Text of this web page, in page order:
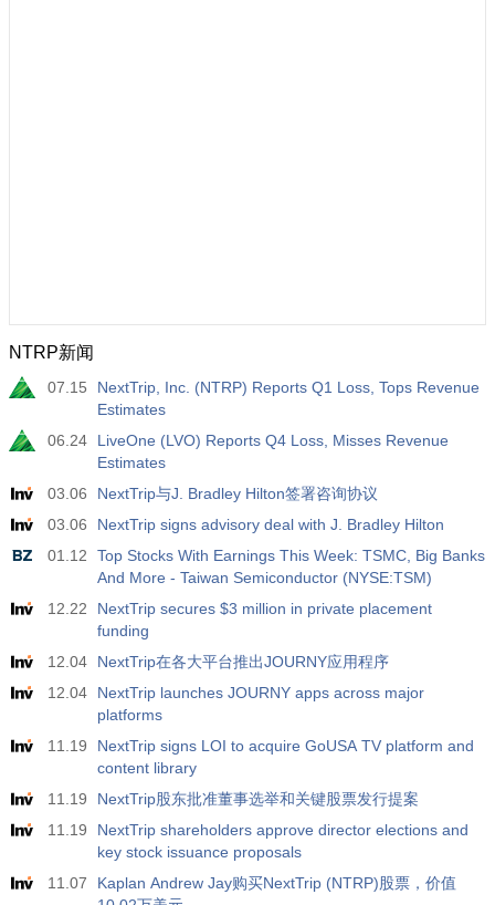
NTRP新闻
07.15
NextTrip, Inc. (NTRP) Reports Q1 Loss, Tops Revenue
Estimates
06.24
LiveOne (LVO) Reports Q4 Loss, Misses Revenue
Estimates
03.06
NextTrip与J. Bradley Hilton签署咨询协议
03.06
NextTrip signs advisory deal with J. Bradley Hilton
01.12
Top Stocks With Earnings This Week: TSMC, Big Banks
And More - Taiwan Semiconductor (NYSE:TSM)
12.22
NextTrip secures $3 million in private placement
funding
12.04
NextTrip在各大平台推出JOURNY应用程序
12.04
NextTrip launches JOURNY apps across major
platforms
11.19
NextTrip signs LOI to acquire GoUSA TV platform and
content library
11.19
NextTrip股东批准董事选举和关键股票发行提案
11.19
NextTrip shareholders approve director elections and
key stock issuance proposals
11.07
Kaplan Andrew Jay购买NextTrip (NTRP)股票，价值